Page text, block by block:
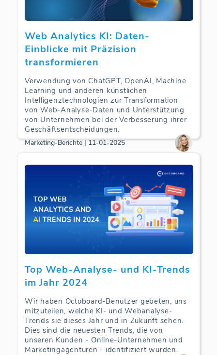
Web Analytics KI: Daten-
Einblicke mit Präzision
transformieren
Verwendung von ChatGPT, OpenAI, Machine
Learning und anderen künstlichen
Intelligenztechnologien zur Transformation
von Web-Analyse-Daten und Unterstützung
von Unternehmen bei der Verbesserung ihrer
Geschäftsentscheidungen.
Marketing-Berichte | 11-01-2025
Top Web-Analyse- und KI-Trends
im Jahr 2024
Wir haben Octoboard-Benutzer gebeten, uns
mitzuteilen, welche KI- und Webanalyse-
Trends sie dieses Jahr und in Zukunft sehen.
Dies sind die neuesten Trends, die von
unseren Kunden - Online-Unternehmen und
Marketingagenturen - identifiziert wurden.